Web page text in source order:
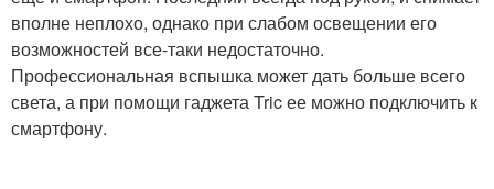
вполне неплохо, однако при слабом освещении его
возможностей все-таки недостаточно.
Профессиональная вспышка может дать больше всего
света, а при помощи гаджета Tric ее можно подключить к
смартфону.